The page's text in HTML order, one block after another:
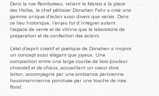
Dans la rue Rambuteau, reliant le Marais à la place
des Halles, le chef pâtissier Donatien Fehr a créé une
gamme unique d’éclair aussi divers que variés. Dans
ce lieu historique, l’enjeu fut d’intégrer autant
l’espace de vente et de vitrine que le laboratoire de
préparation et de confection des éclairs.
L’état d’esprit créatif et poétique de Donatien a inspiré
un concept aussi élégant que joyeux. Une
composition entre une large courbe de bois (couleur
chocolat) et de chaux, accueillant un coeur doré
laiton, accompagné par une ambiance parisienne
haussmannienne ponctuée par une touche de rose
floral.